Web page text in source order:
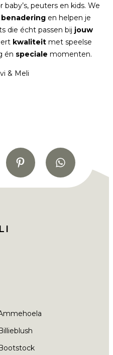
peuters en kids. We
benadering en helpen je
die écht passen bij jouw
kwaliteit met speelse
én speciale momenten.
& Meli